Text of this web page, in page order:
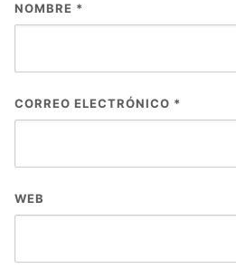
NOMBRE *
CORREO ELECTRÓNICO *
WEB